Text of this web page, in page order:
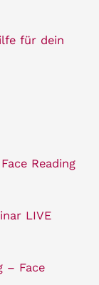
für dein
Reading
LIVE
– Face